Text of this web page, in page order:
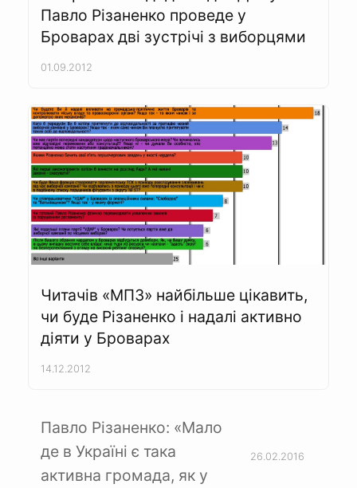
Павло Різаненко проведе у
Броварах дві зустрічі з виборцями
01.09.2012
Читачів «МПЗ» найбільше цікавить,
чи буде Різаненко і надалі активно
діяти у Броварах
14.12.2012
Павло Різаненко: «Мало
де в Україні є така
активна громада, як у
26.02.2016